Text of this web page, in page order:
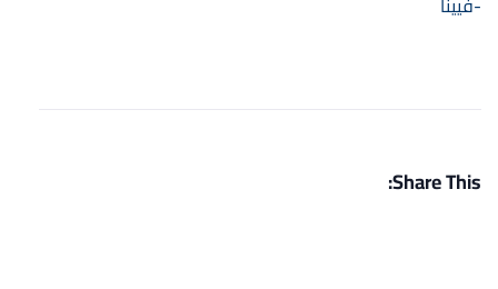
Share This: